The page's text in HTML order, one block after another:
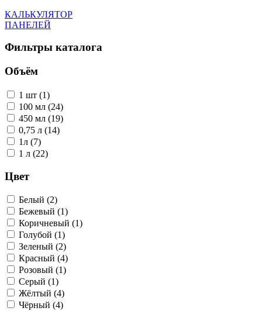
КАЛЬКУЛЯТОР
ПАНЕЛЕЙ
Фильтры каталога
Объём
1 шт (1)
100 мл (24)
450 мл (19)
0,75 л (14)
1л (7)
1 л (22)
Цвет
Белый (2)
Бежевый (1)
Коричневый (1)
Голубой (1)
Зеленый (2)
Красный (4)
Розовый (1)
Серый (1)
Жёлтый (4)
Чёрный (4)